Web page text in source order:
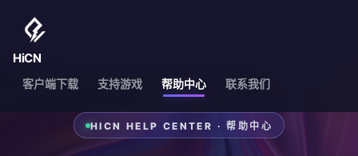
HiCN
客户端下载 支持游戏 帮助中心 联系我们
HICN HELP CENTER · 帮助中心